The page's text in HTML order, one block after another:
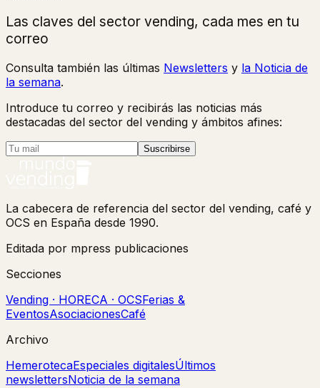
Las claves del sector vending, cada mes en tu
correo
Consulta también las últimas Newsletters y la Noticia de
la semana.
Introduce tu correo y recibirás las noticias más
destacadas del sector del vending y ámbitos afines:
Suscribirse
La cabecera de referencia del sector del vending, café y
OCS en España desde 1990.
Editada por mpress publicaciones
Secciones
Vending · HORECA · OCSFerias &
EventosAsociacionesCafé
Archivo
HemerotecaEspeciales digitalesÚltimos
newslettersNoticia de la semana